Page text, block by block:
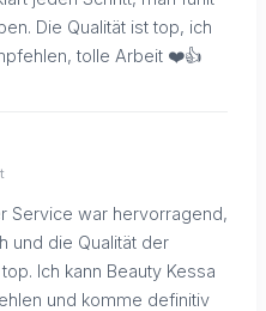
Die Qualität ist top, ich
tolle Arbeit ❤️👍
Service war hervorragend,
und die Qualität der
Ich kann Beauty Kessa
und komme definitiv